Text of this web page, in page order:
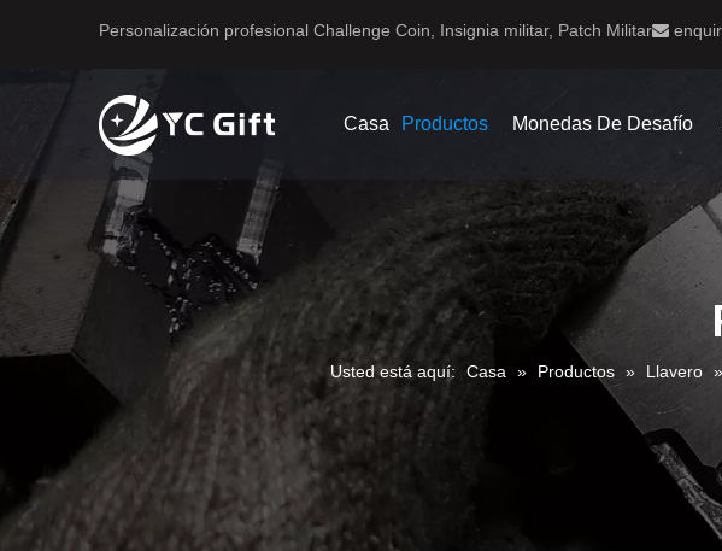
Personalización profesional Challenge Coin, Insignia militar, Patch Militar
Casa Productos Monedas De Desafío
Usted está aquí: Casa » Productos » Llavero »